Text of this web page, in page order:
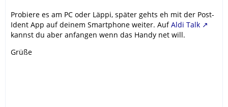
Probiere es am PC oder Läppi, später gehts eh mit der Post-
Ident App auf deinem Smartphone weiter. AufAldi Talk
kannst du aber anfangen wenn das Handy net will.
Grüße